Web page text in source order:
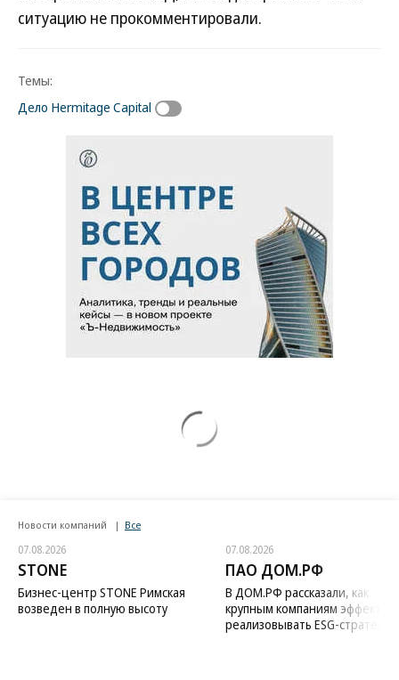
ситуацию не прокомментировали.
Темы:
Дело Hermitage Capital
Новости компаний Все
07.08.2026
STONE
Бизнес-центр STONE Римская
возведен в полную высоту
07.08.2026
ПАО ДОМ.РФ
В ДОМ.РФ рассказали, как
крупным компаниям
реализовывать ESG-стратегию